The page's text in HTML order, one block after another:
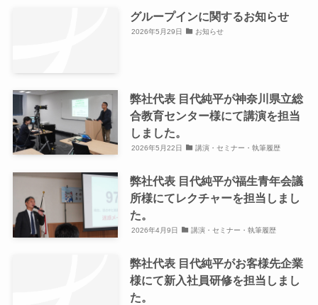
グループインに関するお知らせ
2026年5月29日 お知らせ
弊社代表 目代純平が神奈川県立総
合教育センター様にて講演を担当
しました。
2026年5月22日 講演・セミナー・執筆履歴
弊社代表 目代純平が福生青年会議
所様にてレクチャーを担当しまし
た。
2026年4月9日 講演・セミナー・執筆履歴
弊社代表 目代純平がお客様先企業
様にて新入社員研修を担当しまし
た。